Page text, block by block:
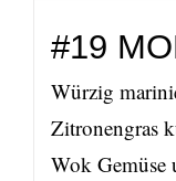
#19
Würzig
Zitronengras
Wok Gemüse